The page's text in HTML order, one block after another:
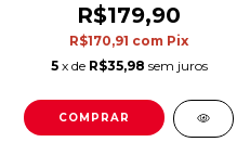
e verde
R$179,90
R$170,91 com Pix
5 x de R$35,98 sem juros
COMPRAR